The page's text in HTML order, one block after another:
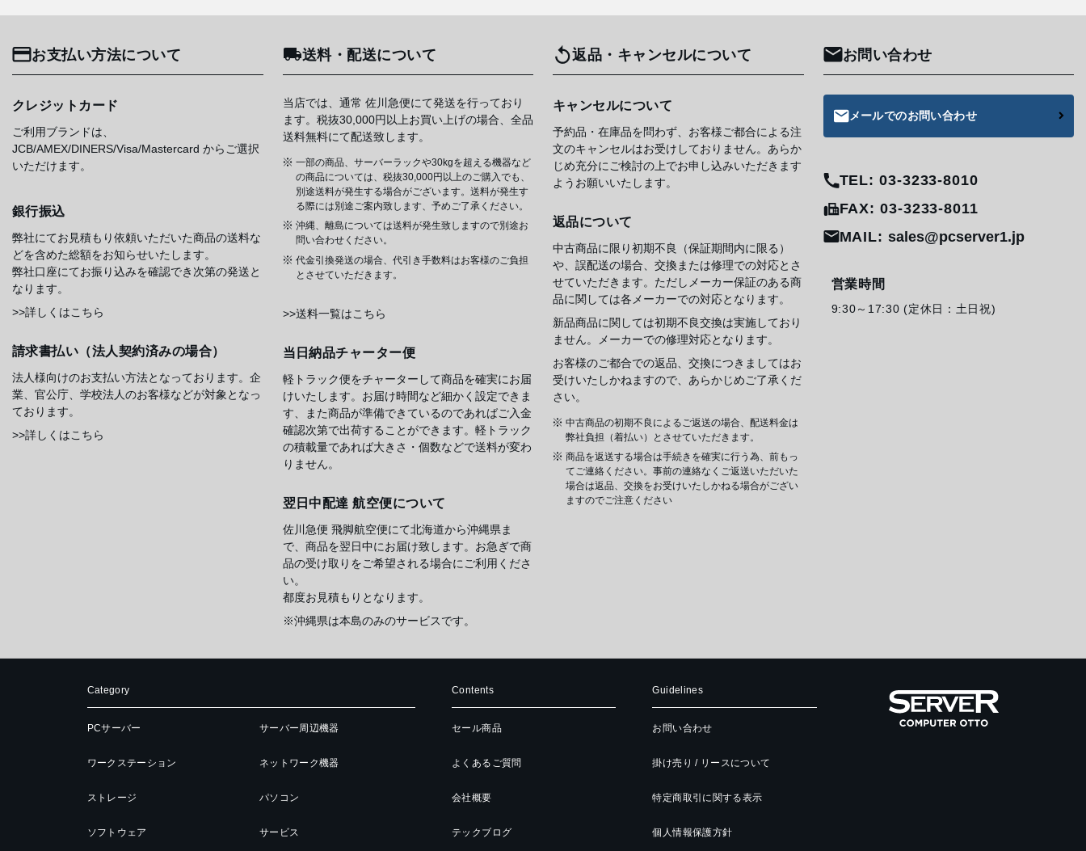
お支払い方法について
クレジットカード
ご利用ブランドは、
JCB/AMEX/DINERS/Visa/Mastercard からご選択
いただけます。
銀行振込
弊社にてお見積もり依頼いただいた商品の送料な
どを含めた総額をお知らせいたします。
弊社口座にてお振り込みを確認でき次第の発送と
なります。
>>詳しくはこちら
請求書払い（法人契約済みの場合）
法人様向けのお支払い方法となっております。企
業、官公庁、学校法人のお客様などが対象となっ
ております。
>>詳しくはこちら
送料・配送について
当店では、通常 佐川急便にて発送を行っており
ます。税抜30,000円以上お買い上げの場合、全品
送料無料にて配送致します。
一部の商品、サーバーラックや30kgを超える機器など
の商品については、税抜30,000円以上のご購入でも、
別途送料が発生する場合がございます。送料が発生す
る際には別途ご案内致します、予めご了承ください。
沖縄、離島については送料が発生致しますので別途お
問い合わせください。
代金引換発送の場合、代引き手数料はお客様のご負担
とさせていただきます。
>>送料一覧はこちら
当日納品チャーター便
軽トラック便をチャーターして商品を確実にお届
けいたします。お届け時間など細かく設定できま
す、また商品が準備できているのであればご入金
確認次第で出荷することができます。軽トラック
の積載量であれば大きさ・個数などで送料が変わ
りません。
翌日中配達 航空便について
佐川急便 飛脚航空便にて北海道から沖縄県ま
で、商品を翌日中にお届け致します。お急ぎで商
品の受け取りをご希望される場合にご利用くださ
い。
都度お見積もりとなります。
※沖縄県は本島のみのサービスです。
返品・キャンセルについて
キャンセルについて
予約品・在庫品を問わず、お客様ご都合による注
文のキャンセルはお受けしておりません。あらか
じめ充分にご検討の上でお申し込みいただきます
ようお願いいたします。
返品について
中古商品に限り初期不良（保証期間内に限る）
や、誤配送の場合、交換または修理での対応とさ
せていただきます。ただしメーカー保証のある商
品に関しては各メーカーでの対応となります。
新品商品に関しては初期不良交換は実施しており
ません。メーカーでの修理対応となります。
お客様のご都合での返品、交換につきましてはお
受けいたしかねますので、あらかじめご了承くだ
さい。
中古商品の初期不良によるご返送の場合、配送料金は
弊社負担（着払い）とさせていただきます。
商品を返送する場合は手続きを確実に行う為、前もっ
てご連絡ください。事前の連絡なくご返送いただいた
場合は返品、交換をお受けいたしかねる場合がござい
ますのでご注意ください
お問い合わせ
メールでのお問い合わせ
TEL: 03-3233-8010
FAX: 03-3233-8011
MAIL: sales@pcserver1.jp
営業時間
9:30～17:30 (定休日：土日祝)
Category
PCサーバー
ワークステーション
ストレージ
ソフトウェア
サーバー周辺機器
ネットワーク機器
パソコン
サービス
Contents
セール商品
よくあるご質問
会社概要
テックブログ
Guidelines
お問い合わせ
掛け売り / リースについて
特定商取引に関する表示
個人情報保護方針